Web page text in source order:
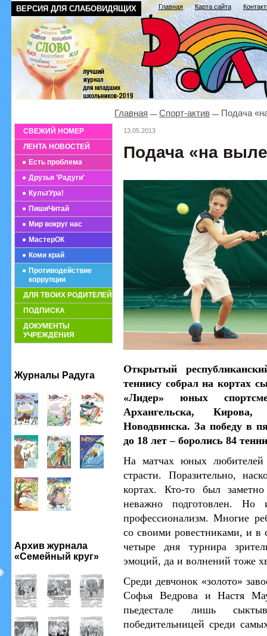
ВЕРСИЯ ДЛЯ СЛАБОВИДЯЩИХ Главная Карта сайта
СВЕЖИЙ НОМЕР
ЛЕНТА НОВОСТЕЙ
Есть проблема
Друзья 'Радуги'
КультУра!
ПишиЧитай
Мир вокруг нас
МастерОК
Коми край
Противодействие
коррупции
ДЛЯ ТВОИХ РОДИТЕЛЕЙ
ПОДПИСКА
ДОКУМЕНТЫ
УЧРЕЖДЕНИЯ
Журналы Радуга
Архив журнала
«Семейный круг»
Главная Спорт-актив Подача
13.05.2013
Подача «на
Открытый
теннису собрал на кортах
«Лидер» юных
Архангельска,
Новодвинска. За победу в
до 18 лет – боролись 84
На матчах юных любителей
страсти. Поразительно,
кортах. Кто-то был
неважно подготовлен. Но
профессионализм. Многие
со своими ровестниками, и в
четыре дня турнира
эмоций, да и волнений тоже
Среди девчонок «золото»
Софья Ведрова и Настя
пьедестале лишь
победительницей среди